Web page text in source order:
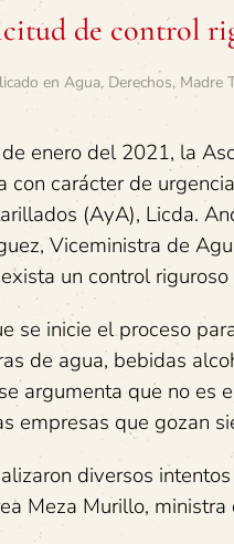
de control
en Agua, Derechos, Madre
enero del 2021, la
con carácter de
(AyA), Licda.
Viceministra de
un control
se inicie el proceso
de agua, bebidas
argumenta que no
empresas que gozan
diversos
Meza Murillo,